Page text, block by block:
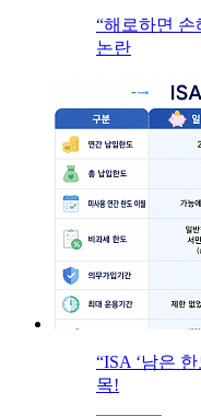
“해로하면 손
논란
“ISA ‘남은
목!